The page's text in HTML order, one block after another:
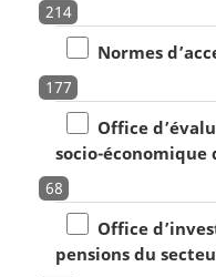
214
Normes
177
Office
socio-économique
68
Office
pensions du